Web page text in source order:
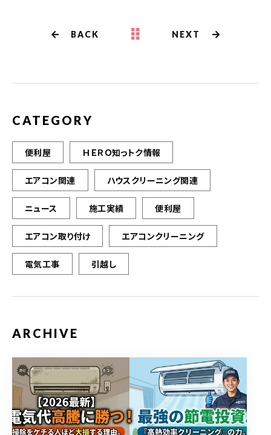
k
r
BACK NEXT
CATEGORY
便利屋 ＨＥＲＯ知っトク情報
エアコン関連 ハウスクリーニング関連
ニュース 施工実績 便利屋
エアコン取り付け エアコンクリーニング
電気工事 引越し
ARCHIVE